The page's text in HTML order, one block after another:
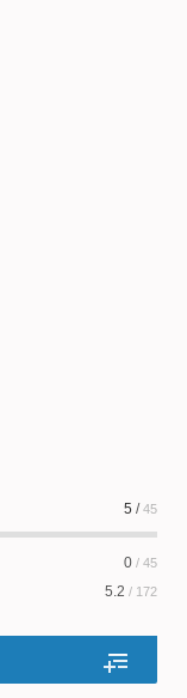
5 /45
0 / 45
5.2 / 172